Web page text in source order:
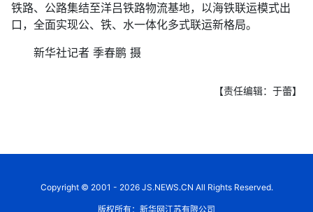
铁路、公路集结至洋吕铁路物流基地，以海铁联运模式出
口，全面实现公、铁、水一体化多式联运新格局。
新华社记者 季春鹏 摄
【责任编辑：于蕾】
Copyright © 2001 - 2026 JS.NEWS.CN All Rights Reserved.
版权所有：新华网江苏有限公司